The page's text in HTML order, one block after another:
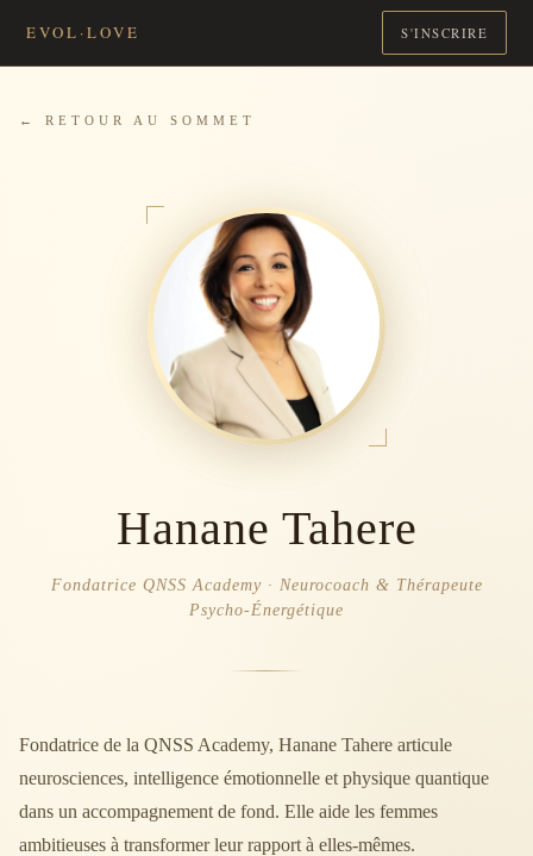
← RETOUR AU SOMMET
Hanane Tahere
Fondatrice QNSS Academy · Neurocoach & Thérapeute
Psycho-Énergétique
Fondatrice de la QNSS Academy, Hanane Tahere articule
neurosciences, intelligence émotionnelle et physique quantique
dans un accompagnement de fond. Elle aide les femmes
ambitieuses à transformer leur rapport à elles-mêmes.
EVOL·LOVE S'INSCRIRE